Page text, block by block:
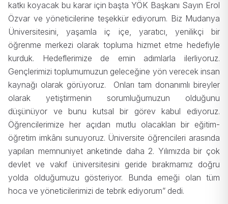
katkı koyacak bu karar için başta YÖK Başkanı Sayın Erol
Özvar ve yöneticilerine teşekkür ediyorum. Biz Mudanya
Üniversitesini, yaşamla iç içe, yaratıcı, yenilikçi bir
öğrenme merkezi olarak topluma hizmet etme hedefiyle
kurduk. Hedeflerimize de emin adımlarla ilerliyoruz.
Gençlerimizi toplumumuzun geleceğine yön verecek insan
kaynağı olarak görüyoruz. Onları tam donanımlı bireyler
olarak yetiştirmenin sorumluğumuzun olduğunu
düşünüyor ve bunu kutsal bir görev kabul ediyoruz.
Öğrencilerimize her açıdan mutlu olacakları bir eğitim-
öğretim imkânı sunuyoruz. Üniversite öğrencileri arasında
yapılan memnuniyet anketinde daha 2. Yılımızda bir çok
devlet ve vakıf üniversitesini geride bırakmamız doğru
yolda olduğumuzu gösteriyor. Bunda emeği olan tüm
hoca ve yöneticilerimizi de tebrik ediyorum” dedi.